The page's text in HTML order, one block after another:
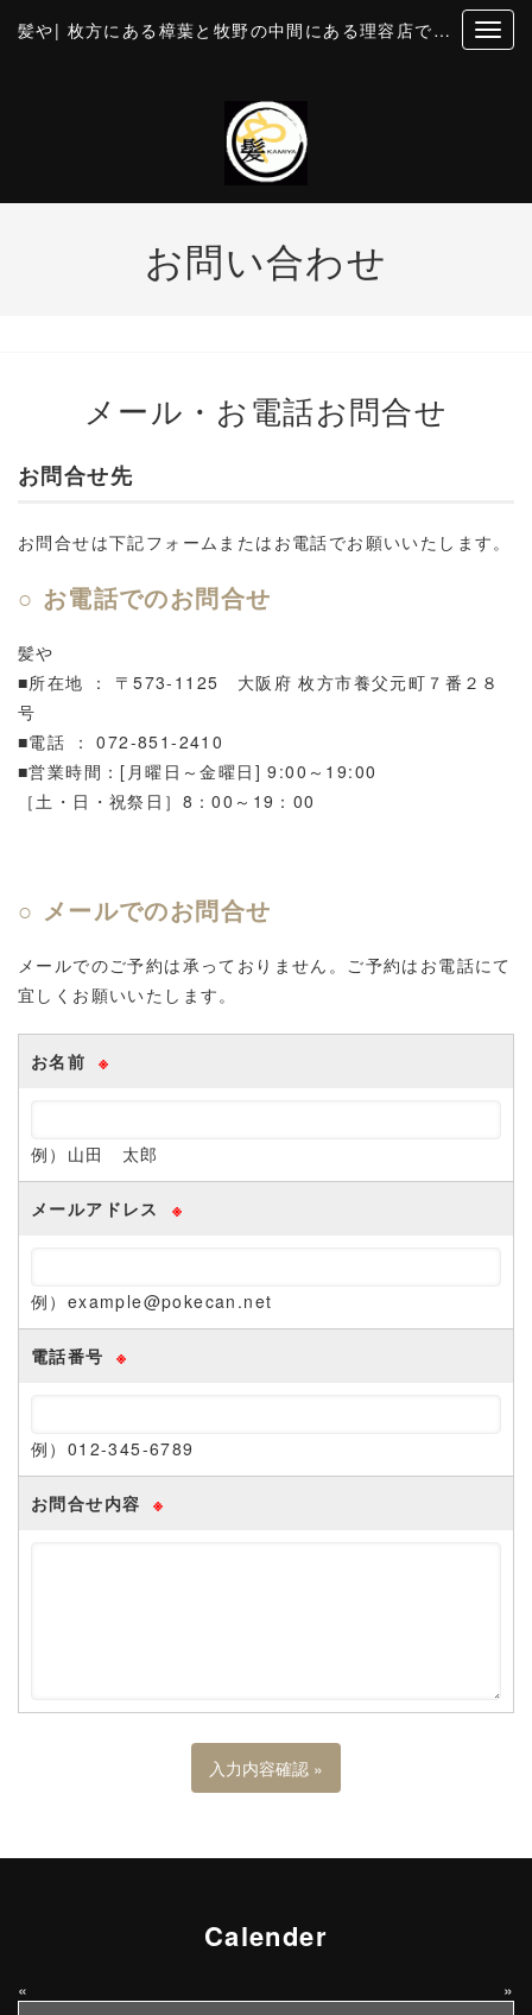
髪や| 枚方にある樟葉と牧野の中間にある理容店です。個室風の空間でカットとお顔そり・美容・理容
お問い合わせ
メール・お電話お問合せ
お問合せ先
お問合せは下記フォームまたはお電話でお願いいたします。
○ お電話でのお問合せ
髪や
■所在地 ： 〒573-1125 大阪府 枚方市養父元町７番２８
号
■電話 ： 072-851-2410
■営業時間：[月曜日～金曜日] 9:00～19:00
［土・日・祝祭日］8：00～19：00
○ メールでのお問合せ
メールでのご予約は承っておりません。ご予約はお電話にて
宜しくお願いいたします。
お名前 ※
例）山田 太郎
メールアドレス ※
例）example@pokecan.net
電話番号 ※
例）012-345-6789
お問合せ内容 ※
Calender
«
»